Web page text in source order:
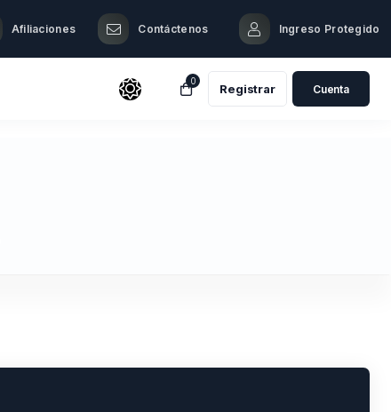
0
Registrar Cuenta
Afiliaciones Contáctenos Ingreso Protegido️